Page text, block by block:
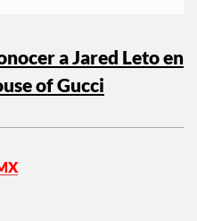
a Jared Leto en